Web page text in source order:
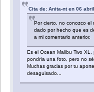
Cita de: Anita-nt en 06
Por cierto, no conozco el
dado por hecho que es
a mi comentario anterior.
Es el Ocean Malibu Two
pondría una foto, pero no
Muchas gracias por tu
desaguisado...